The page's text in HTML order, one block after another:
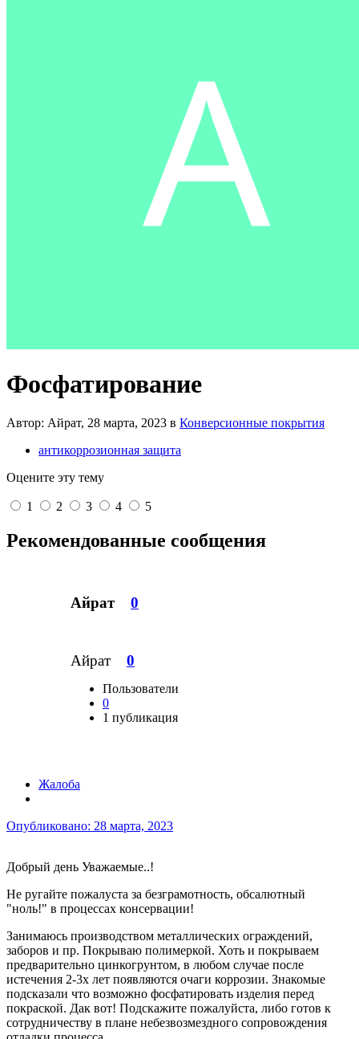
Фосфатирование
Автор: Айрат, 28 марта, 2023 в Конверсионные покрытия
антикоррозионная защита
Оцените эту тему
1 2 3 4 5
Рекомендованные сообщения
Айрат 0
Айрат 0
Пользователи
0
1 публикация
Жалоба
Опубликовано: 28 марта, 2023
Добрый день Уважаемые..!
Не ругайте пожалуста за безграмотность, обсалютный
"ноль!" в процессах консервации!
Занимаюсь производством металлических ограждений,
заборов и пр. Покрываю полимеркой. Хоть и покрываем
предварительно цинкогрунтом, в любом случае после
истечения 2-3х лет появляются очаги коррозии. Знакомые
подсказали что возможно фосфатировать изделия перед
покраской. Дак вот! Подскажите пожалуйста, либо готов к
сотрудничеству в плане небезвозмездного сопровождения